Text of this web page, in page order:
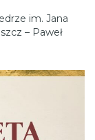
im. Jana
– Paweł